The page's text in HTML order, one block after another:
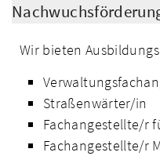
Wir bieten
Straßenwärter/in
Fachangestellte/r
Fachangestellte/r